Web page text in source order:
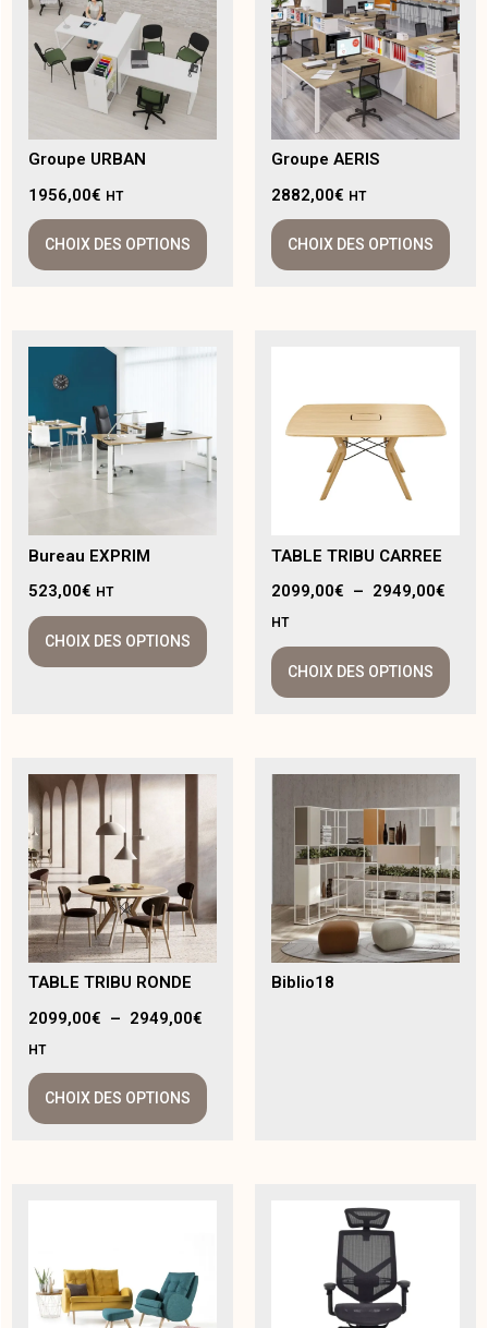
Groupe URBAN
1956,00€ HT
CHOIX DES OPTIONS
Groupe AERIS
2882,00€ HT
CHOIX DES OPTIONS
Bureau EXPRIM
523,00€ HT
CHOIX DES OPTIONS
TABLE TRIBU CARREE
2099,00€ – 2949,00€
HT
CHOIX DES OPTIONS
TABLE TRIBU RONDE
2099,00€ – 2949,00€
HT
CHOIX DES OPTIONS
Biblio18